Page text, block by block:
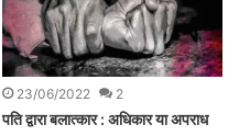
23/06/2022 2
पति द्वारा बलात्कार : अधिकार या अपराध